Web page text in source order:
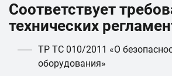
Соответствует
технических
ТР ТС 010/2011 «О
оборудования»